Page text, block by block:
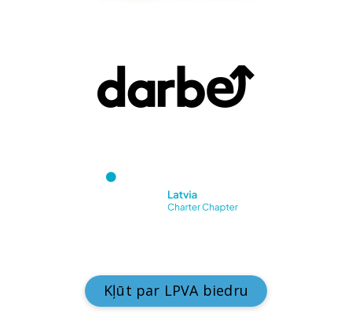
Kļūt par LPVA biedru